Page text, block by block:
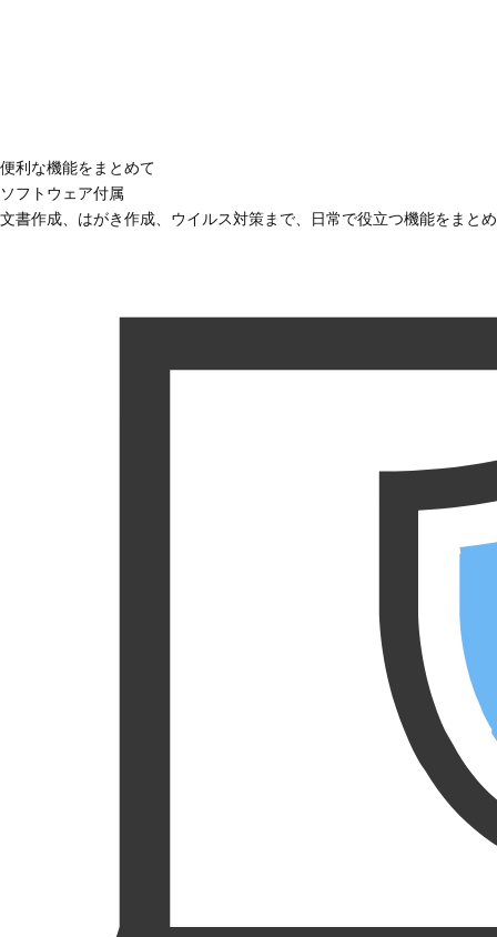
便利な機能をまとめて
ソフトウェア付属
文書作成、はがき作成、ウイルス対策まで、日常で役立つ機能をまと